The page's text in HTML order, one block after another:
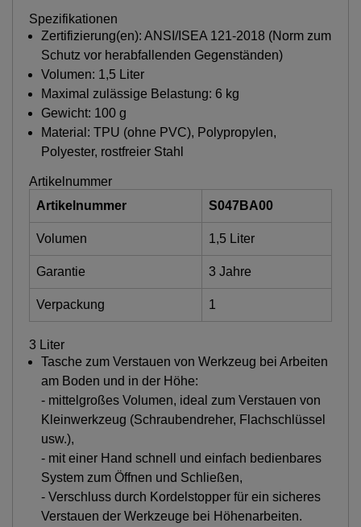
Spezifikationen
Zertifizierung(en): ANSI/ISEA 121-2018 (Norm zum
Schutz vor herabfallenden Gegenständen)
Volumen: 1,5 Liter
Maximal zulässige Belastung: 6 kg
Gewicht: 100 g
Material: TPU (ohne PVC), Polypropylen,
Polyester, rostfreier Stahl
Artikelnummer
Artikelnummer
S047BA00
Volumen 1,5 Liter
Garantie 3 Jahre
Verpackung 1
3 Liter
Tasche zum Verstauen von Werkzeug bei Arbeiten
am Boden und in der Höhe:
- mittelgroßes Volumen, ideal zum Verstauen von
Kleinwerkzeug (Schraubendreher, Flachschlüssel
usw.),
- mit einer Hand schnell und einfach bedienbares
System zum Öffnen und Schließen,
- Verschluss durch Kordelstopper für ein sicheres
Verstauen der Werkzeuge bei Höhenarbeiten.